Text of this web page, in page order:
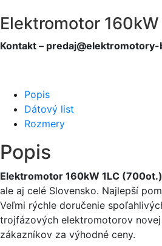
Elektromotor
Kontakt –
Popis
Dátový list
Rozmery
Popis
Elektromotor 160kW 1LC (700ot.)
ale aj celé Slovensko. Najlepší
Veľmi rýchle doručenie
trojfázových elektromotorov
zákazníkov za výhodné ceny.